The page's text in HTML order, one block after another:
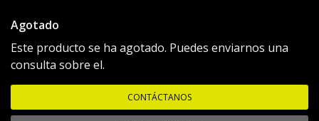
Agotado
Este producto se ha agotado. Puedes enviarnos una
consulta sobre el.
CONTÁCTANOS